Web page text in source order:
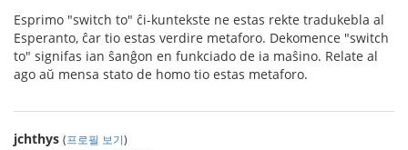
Esprimo "switch to" ĉi-kuntekste ne estas rekte tradukebla al
Esperanto, ĉar tio estas verdire metaforo. Dekomence "switch
to" signifas ian ŝanĝon en funkciado de ia maŝino. Relate al
ago aŭ mensa stato de homo tio estas metaforo.
jchthys (프로필 보기)